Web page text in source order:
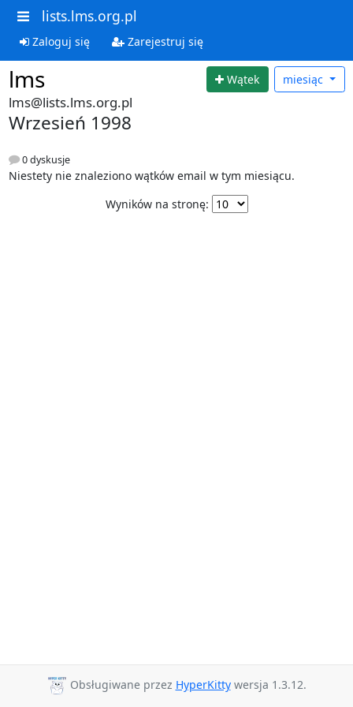
lists.lms.org.pl
Zaloguj się Zarejestruj się
lms Wątek miesiąc
lms@lists.lms.org.pl
Wrzesień 1998
0 dyskusje
Niestety nie znaleziono wątków email w tym miesiącu.
Wyników na stronę:
Obsługiwane przez HyperKittywersja 1.3.12.